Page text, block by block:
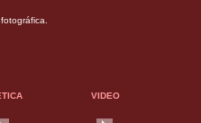
VIDEO